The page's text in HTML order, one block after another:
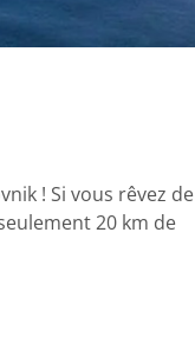
! Si vous rêvez de
20 km de